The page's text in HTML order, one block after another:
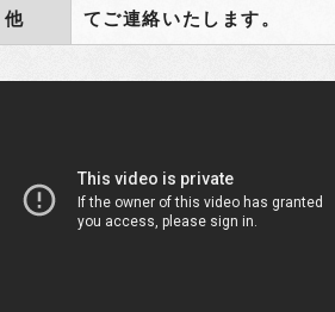
他
てご連絡いたします。